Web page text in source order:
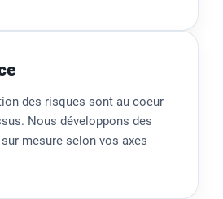
des risques sont au coeur
Nous développons des
mesure selon vos axes